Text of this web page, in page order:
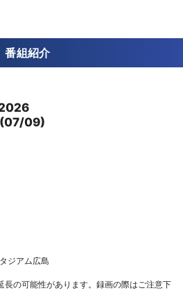
番組紹介
(07/09)
ジアム広島
の可能性があります。録画の際はご注意下